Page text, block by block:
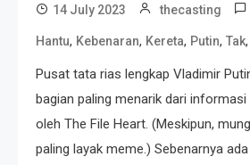
14 July 2023 thecasting
Hantu, Kebenaran, Kereta, Putin, Tak,
Pusat tata rias lengkap Vladimir
bagian paling menarik dari informasi
oleh The File Heart. (Meskipun,
paling layak meme.) Sebenarnya